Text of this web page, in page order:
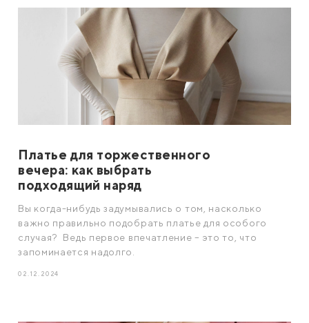
Платье для торжественного
вечера: как выбрать
подходящий наряд
Вы когда-нибудь задумывались о том, насколько
важно правильно подобрать платье для особого
случая? Ведь первое впечатление – это то, что
запоминается надолго.
02.12.2024